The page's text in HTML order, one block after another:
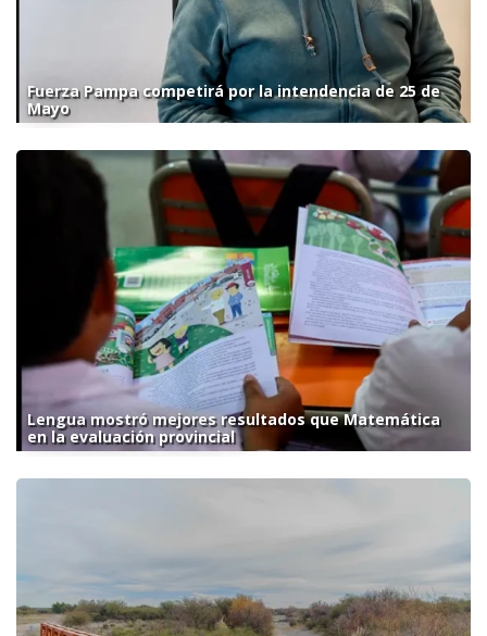
Fuerza Pampa competirá por la intendencia de 25 de
Mayo
Lengua mostró mejores resultados que Matemática
en la evaluación provincial